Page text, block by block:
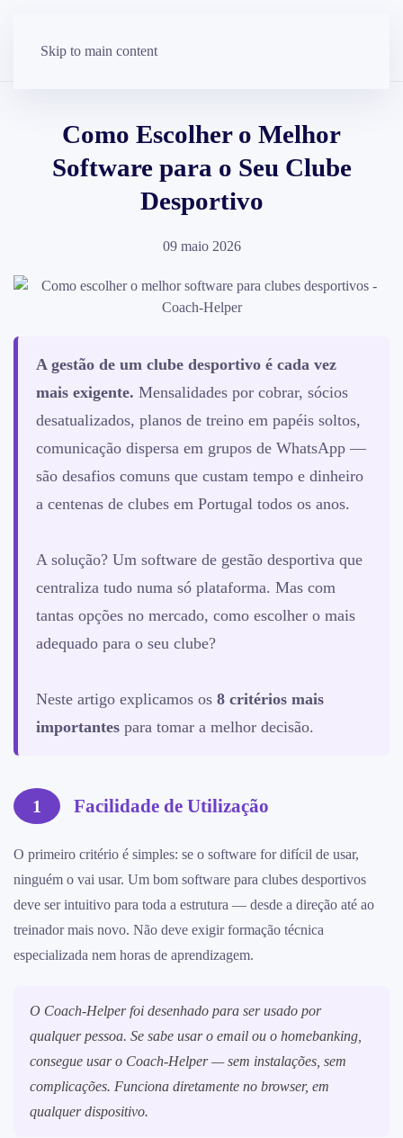
Skip to main content
Como Escolher o Melhor
Software para o Seu Clube
Desportivo
09 maio 2026
A gestão de um clube desportivo é cada vez
mais exigente. Mensalidades por cobrar, sócios
desatualizados, planos de treino em papéis soltos,
comunicação dispersa em grupos de WhatsApp —
são desafios comuns que custam tempo e dinheiro
a centenas de clubes em Portugal todos os anos.
A solução? Um software de gestão desportiva que
centraliza tudo numa só plataforma. Mas com
tantas opções no mercado, como escolher o mais
adequado para o seu clube?
Neste artigo explicamos os 8 critérios mais
importantes para tomar a melhor decisão.
1 Facilidade de Utilização
O primeiro critério é simples: se o software for difícil de usar,
ninguém o vai usar. Um bom software para clubes desportivos
deve ser intuitivo para toda a estrutura — desde a direção até ao
treinador mais novo. Não deve exigir formação técnica
especializada nem horas de aprendizagem.
O Coach-Helper foi desenhado para ser usado por
qualquer pessoa. Se sabe usar o email ou o homebanking,
consegue usar o Coach-Helper — sem instalações, sem
complicações. Funciona diretamente no browser, em
qualquer dispositivo.